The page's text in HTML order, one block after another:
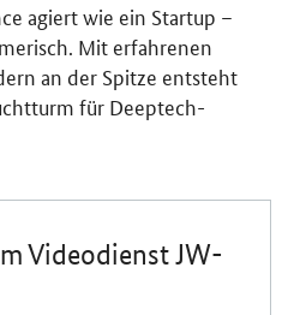
agiert wie ein Startup –
Mit erfahrenen
an der Spitze entsteht
für Deeptech-
Videodienst JW-